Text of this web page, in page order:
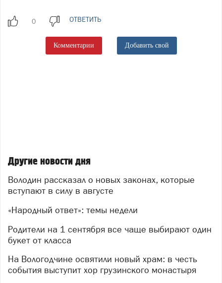
ОТВЕТИТЬ
Комментарии Добавить свой
Другие новости дня
Володин рассказал о новых законах, которые
вступают в силу в августе
«Народный ответ»: темы недели
Родители на 1 сентября все чаще выбирают один
букет от класса
На Вологодчине освятили новый храм: в честь
события выступит хор грузинского монастыря